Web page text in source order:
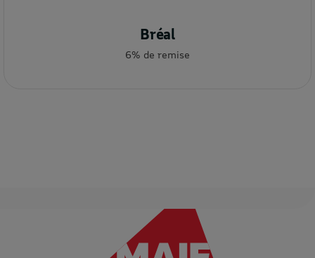
Bréal
6% de remise